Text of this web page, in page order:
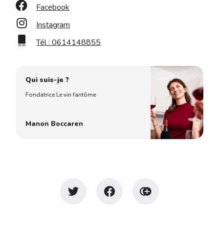
Facebook
Instagram
Tél : 0614148855
Qui suis-je ?
Fondatrice Le vin fantôme
Manon Boccaren